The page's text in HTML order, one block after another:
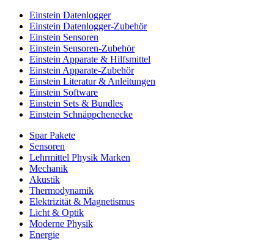
Einstein Datenlogger
Einstein Datenlogger-Zubehör
Einstein Sensoren
Einstein Sensoren-Zubehör
Einstein Apparate & Hilfsmittel
Einstein Apparate-Zubehör
Einstein Literatur & Anleitungen
Einstein Software
Einstein Sets & Bundles
Einstein Schnäppchenecke
Spar Pakete
Sensoren
Lehrmittel Physik Marken
Mechanik
Akustik
Thermodynamik
Elektrizität & Magnetismus
Licht & Optik
Moderne Physik
Energie